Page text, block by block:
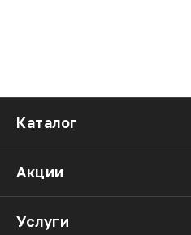
Каталог
Акции
Услуги